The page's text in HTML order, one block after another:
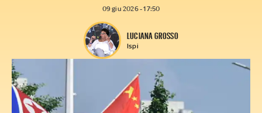
09 giu 2026 - 17:50
LUCIANA GROSSO
Ispi